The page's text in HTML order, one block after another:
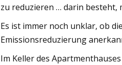
zu reduzieren … darin besteht,
Es ist immer noch unklar, ob
Emissionsreduzierung
Im Keller des